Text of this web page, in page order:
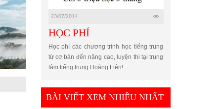
23/07/2014
HỌC PHÍ
Học phí các chương trình học tiếng trung
từ cơ bản đến nâng cao, luyện thi tại trung
tâm tiếng trung Hoàng Liên!
BÀI VIẾT XEM NHIỀU NHẤT